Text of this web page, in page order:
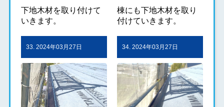
下地木材を取り付けて
いきます。
棟にも下地木材を取り
付けていきます。
33. 2024年03月27日 34. 2024年03月27日